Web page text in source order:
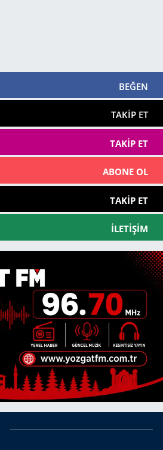
BEĞEN
TAKIP ET
TAKIP ET
ABONE OL
TAKIP ET
İLETIŞIM